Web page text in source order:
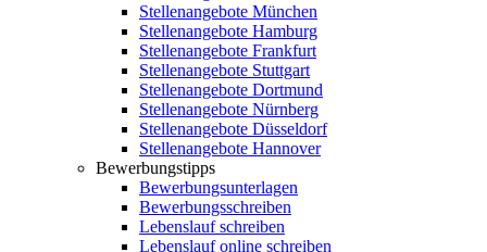
Stellenangebote München
Stellenangebote Hamburg
Stellenangebote Frankfurt
Stellenangebote Stuttgart
Stellenangebote Dortmund
Stellenangebote Nürnberg
Stellenangebote Düsseldorf
Stellenangebote Hannover
Bewerbungstipps
Bewerbungsunterlagen
Bewerbungsschreiben
Lebenslauf schreiben
Lebenslauf online schreiben